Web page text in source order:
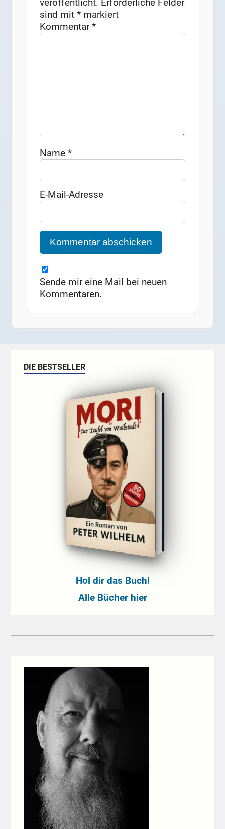
veröffentlicht. Erforderliche Felder
sind mit* markiert
Kommentar*
Name*
E-Mail-Adresse
Sende mir eine Mail bei neuen
Kommentaren.
DIE BESTSELLER
Hol dir das Buch!
Alle Bücher hier